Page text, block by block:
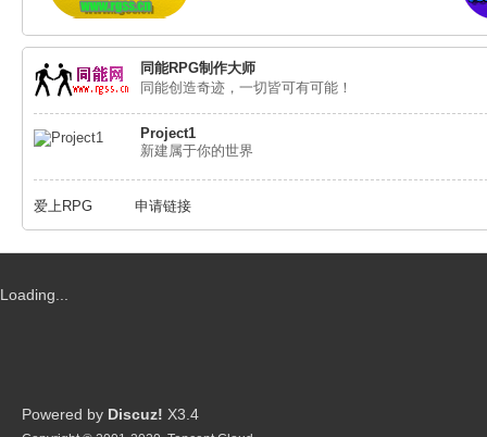
同能RPG制作大师
同能创造奇迹，一切皆可有可能！
Project1
新建属于你的世界
爱上RPG 申请链接
Loading...
Powered by Discuz! X3.4